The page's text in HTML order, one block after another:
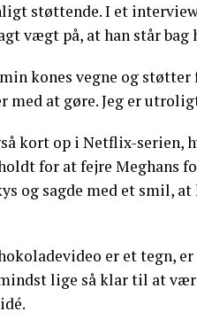
støttende. I et interview
vægt på, at han står bag
min kones vegne og
at gøre. Jeg er
kort op i Netflix-serien,
for at fejre Meghans
og sagde med et smil,
er et tegn,
lige så klar til at